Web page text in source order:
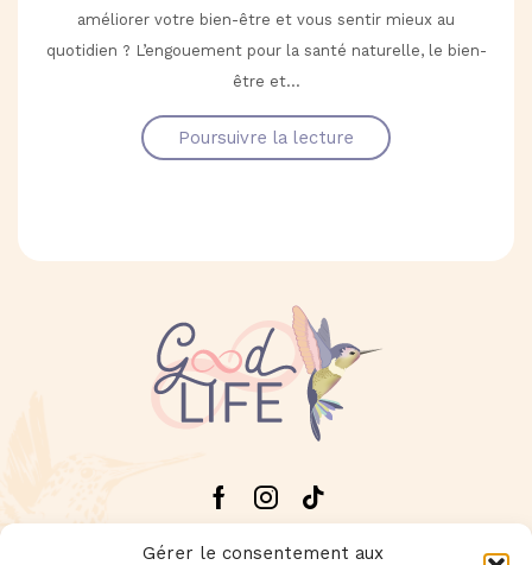
Gérer le consentement aux
améliorer votre bien-être et vous sentir mieux au
quotidien ? L’engouement pour la santé naturelle, le bien-
être et...
Poursuivre la lecture
Facebook
Instagram
Tik-
tok